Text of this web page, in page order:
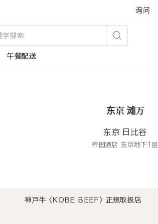
询问
搜
午餐配送
东京 滩万
东京 日比谷
帝国酒店 东京地下1层
神戸牛 〈KOBE BEEF〉 正規取扱店